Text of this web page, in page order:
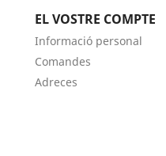
EL VOSTRE COMPTE
Informació personal
Comandes
Adreces